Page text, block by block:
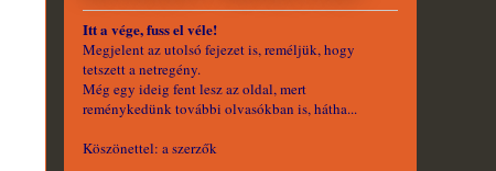
Itt a vége, fuss el véle!
Megjelent az utolsó fejezet is, reméljük, hogy
tetszett a netregény.
Még egy ideig fent lesz az oldal, mert
reménykedünk további olvasókban is, hátha...
Köszönettel: a szerzők